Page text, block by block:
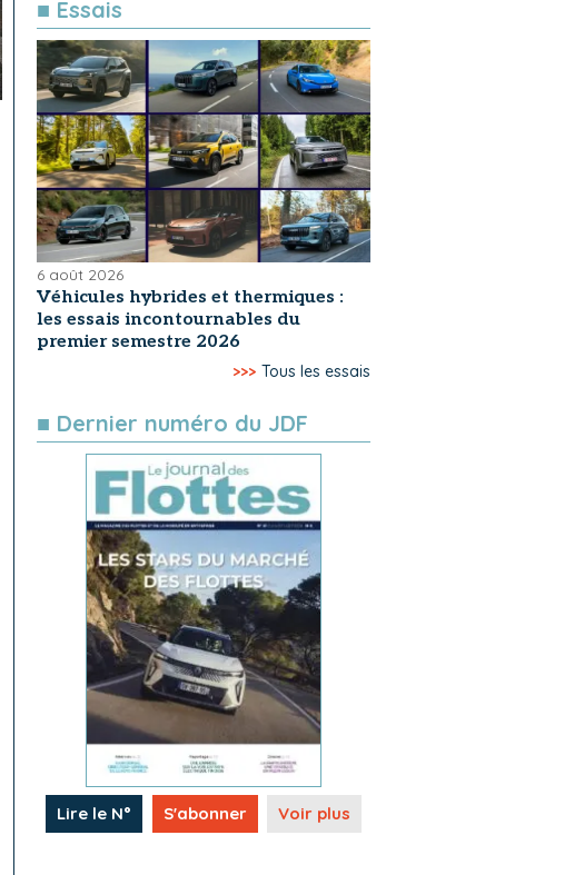
■ Essais
6 août 2026
Véhicules hybrides et thermiques :
les essais incontournables du
premier semestre 2026
>>> Tous les essais
■ Dernier numéro du JDF
Lire le N° S'abonner Voir plus